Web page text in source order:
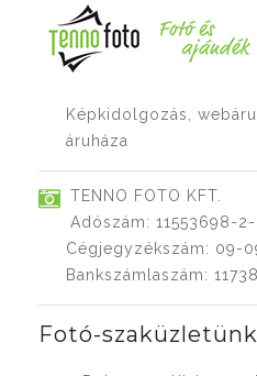
Képkidolgozás,
áruháza
TENNO FOTO KFT.
Adószám: 11553698-
Cégjegyzékszám: 09-
Bankszámlaszám:
Fotó-szaküzletünk